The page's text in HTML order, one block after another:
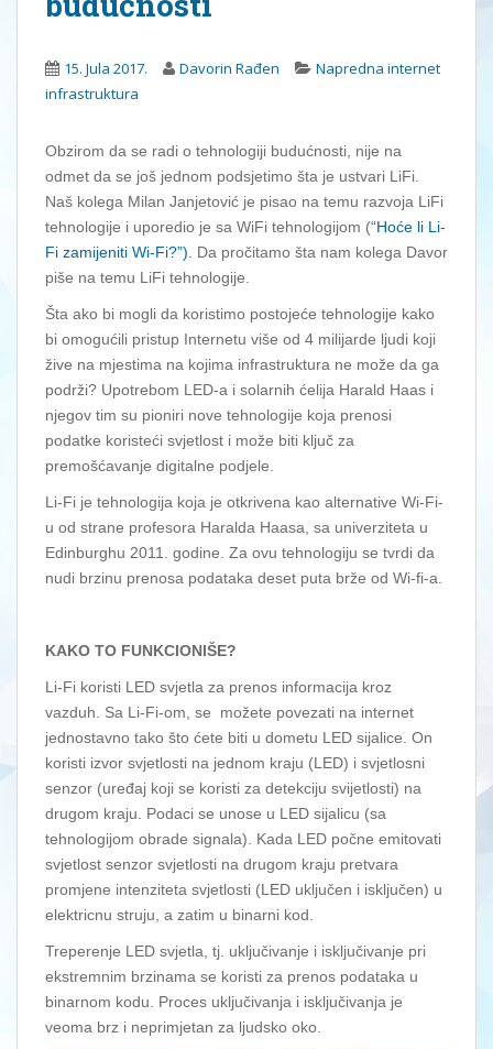
15. Jula 2017. Davorin Rađen
Napredna internet
infrastruktura
Obzirom da se radi o tehnologiji budućnosti, nije na
odmet da se još jednom podsjetimo šta je ustvari LiFi.
Naš kolega Milan Janjetović je pisao na temu razvoja LiFi
tehnologije i uporedio je sa WiFi tehnologijom (“Hoće li Li-
Fi zamijeniti Wi-Fi?”). Da pročitamo šta nam kolega Davor
piše na temu LiFi tehnologije.
Šta ako bi mogli da koristimo postojeće tehnologije kako
bi omogućili pristup Internetu više od 4 milijarde ljudi koji
žive na mjestima na kojima infrastruktura ne može da ga
podrži? Upotrebom LED-a i solarnih ćelija Harald Haas i
njegov tim su pioniri nove tehnologije koja prenosi
podatke koristeći svjetlost i može biti ključ za
premošćavanje digitalne podjele.
Li-Fi je tehnologija koja je otkrivena kao alternative Wi-Fi-
u od strane profesora Haralda Haasa, sa univerziteta u
Edinburghu 2011. godine. Za ovu tehnologiju se tvrdi da
nudi brzinu prenosa podataka deset puta brže od Wi-fi-a.
KAKO TO FUNKCIONIŠE?
Li-Fi koristi LED svjetla za prenos informacija kroz
vazduh. Sa Li-Fi-om, se možete povezati na internet
jednostavno tako što ćete biti u dometu LED sijalice. On
koristi izvor svjetlosti na jednom kraju (LED) i svjetlosni
senzor (uređaj koji se koristi za detekciju svijetlosti) na
drugom kraju. Podaci se unose u LED sijalicu (sa
tehnologijom obrade signala). Kada LED počne emitovati
svjetlost senzor svjetlosti na drugom kraju pretvara
promjene intenziteta svjetlosti (LED uključen i isključen) u
elektricnu struju, a zatim u binarni kod.
Treperenje LED svjetla, tj. uključivanje i isključivanje pri
ekstremnim brzinama se koristi za prenos podataka u
binarnom kodu. Proces uključivanja i isključivanja je
veoma brz i neprimjetan za ljudsko oko.